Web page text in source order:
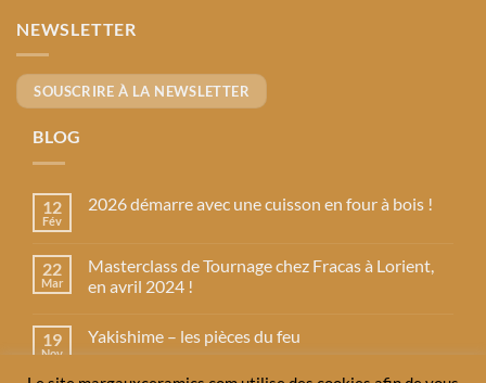
NEWSLETTER
SOUSCRIRE À LA NEWSLETTER
BLOG
12
Fév
2026 démarre avec une cuisson en four à bois !
2026
démarre
avec
en
bois
22
Mar
Masterclass de Tournage chez Fracas à Lorient,
en avril 2024 !
sur
Tournage
19
Nov
Yakishime – les pièces du feu